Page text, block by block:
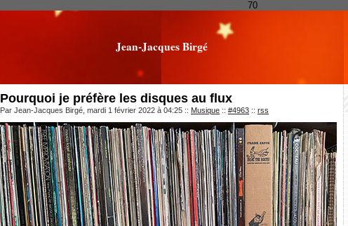
70
Jean-Jacques Birgé
Pourquoi je préfère les disques au flux
Par Jean-Jacques Birgé, mardi 1 février 2022 à 04:25 :: Musique :: #4963 :: rss